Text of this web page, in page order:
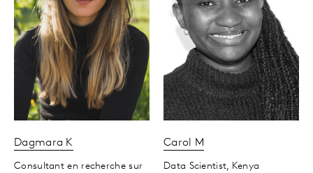
Dagmara K
Consultant en recherche sur
Carol M
Data Scientist, Kenya